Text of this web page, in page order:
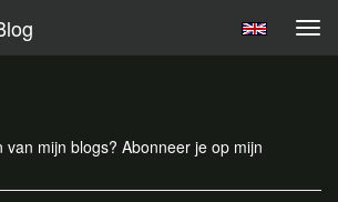
van mijn blogs? Abonneer je op mijn